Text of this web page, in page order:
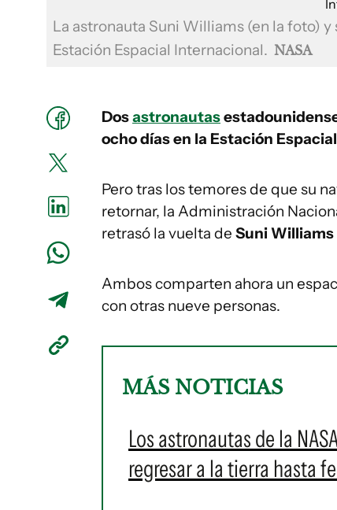
La astronauta Suni Williams (en la foto)
Estación Espacial Internacional. NASA
Dosastronautas
ocho días en la Estación
Pero tras los temores de que su
retornar, la Administración
retrasó la vuelta de Suni Williams
Ambos comparten ahora un
con otras nueve personas.
MÁS NOTICIAS
Los astronautas de la
regresar a la tierra hasta